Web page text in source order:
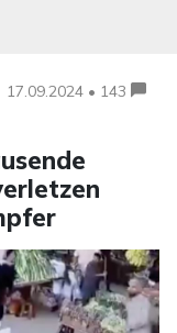
17.09.2024 • 143